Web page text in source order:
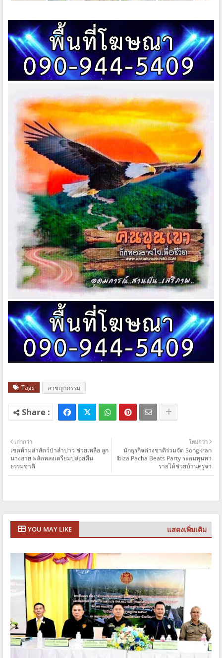
Tags อาชญากรรม
ใหม่กว่า
นักธุรกิจต่างชาติร่วมจัด Songkran
Ibiza Pacha Beats Party ระดมทุนหา
รายได้ช่วยบ้านครูจา
เก่ากว่า
เขตห้ามล่า​สัตว์ป่าลำปาว ช่วยเหลือ​ ลูก
นางอาย​ พลัดหลงเตรียมปล่อยคืน
ธรรมชาติ
YOU MAY LIKE แสดงเพิ่มเติม